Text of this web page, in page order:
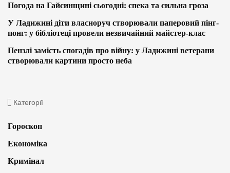
Погода на Гайсинщині сьогодні: спека та сильна гроза
У Ладижині діти власноруч створювали паперовий пінг-
понг: у бібліотеці провели незвичайний майстер-клас
Пензлі замість спогадів про війну: у Ладижині ветерани
створювали картини просто неба
Категорії
Гороскоп
Економіка
Кримінал